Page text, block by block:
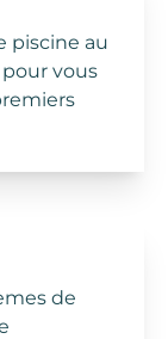
piscine au
vous
de